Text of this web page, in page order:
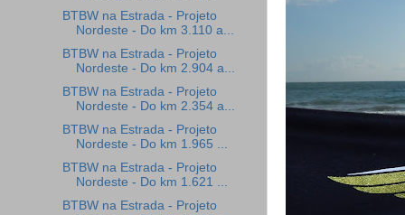
BTBW na Estrada - Projeto
Nordeste - Do km 3.110 a...
BTBW na Estrada - Projeto
Nordeste - Do km 2.904 a...
BTBW na Estrada - Projeto
Nordeste - Do km 2.354 a...
BTBW na Estrada - Projeto
Nordeste - Do km 1.965 ...
BTBW na Estrada - Projeto
Nordeste - Do km 1.621 ...
BTBW na Estrada - Projeto